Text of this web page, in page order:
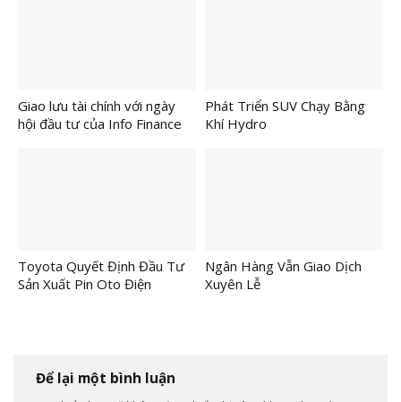
Giao lưu tài chính với ngày
hội đầu tư của Info Finance
Phát Triển SUV Chạy Bằng
Khí Hydro
Toyota Quyết Định Đầu Tư
Sản Xuất Pin Oto Điện
Ngân Hàng Vẫn Giao Dịch
Xuyên Lễ
Để lại một bình luận